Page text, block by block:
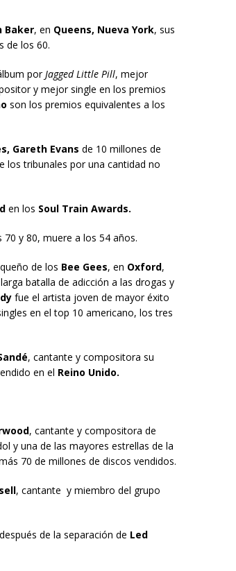
Baker, en Queens, Nueva York, sus
de los 60.
porJagged Little Pill, mejor
y mejor single en los premios
son los premios equivalentes a los
Gareth Evans de 10 millones de
los tribunales por una cantidad no
en los Soul Train Awards.
70 y 80, muere a los 54 años.
de los Bee Gees, en Oxford,
batalla de adicción a las drogas y
fue el artista joven de mayor éxito
en el top 10 americano, los tres
, cantante y compositora su
en el Reino Unido.
, cantante y compositora de
y una de las mayores estrellas de la
70 de millones de discos vendidos.
, cantante y miembro del grupo
de la separación de Led